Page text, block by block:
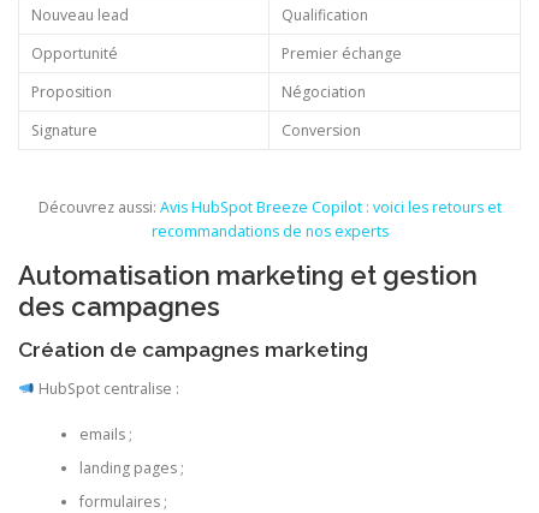
Nouveau lead
Qualification
Opportunité
Premier échange
Proposition
Négociation
Signature
Conversion
Découvrez aussi: Avis HubSpot Breeze Copilot : voici les retours et
recommandations de nos experts
Automatisation marketing et gestion
des campagnes
Création de campagnes marketing
HubSpot centralise :
emails ;
landing pages ;
formulaires ;